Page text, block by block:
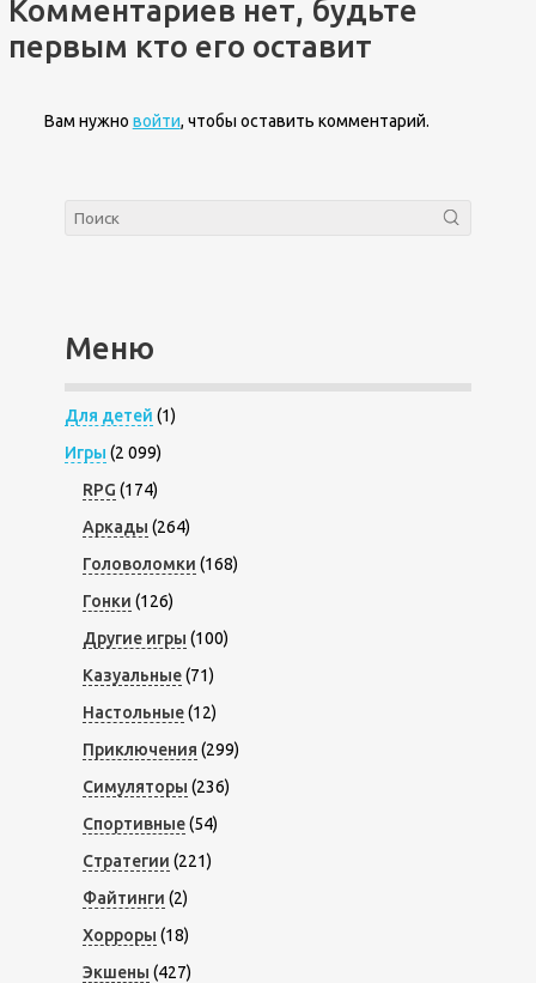
Комментариев нет, будьте
первым кто его оставит
Вам нужно войти, чтобы оставить комментарий.
Меню
Для детей (1)
Игры (2 099)
RPG (174)
Аркады (264)
Головоломки (168)
Гонки (126)
Другие игры (100)
Казуальные(71)
Настольные(12)
Приключения (299)
Симуляторы (236)
Спортивные(54)
Стратегии (221)
Файтинги (2)
Хорроры (18)
Экшены (427)